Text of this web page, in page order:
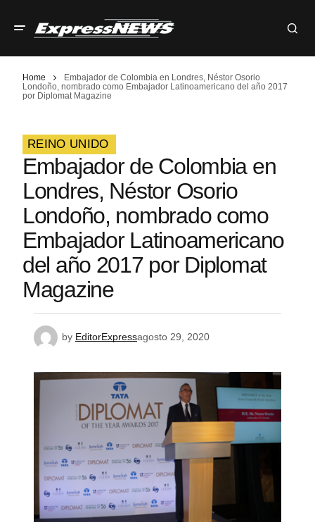
Home
Embajador de Colombia en Londres, Néstor Osorio
Londoño, nombrado como Embajador Latinoamericano del año 2017
por Diplomat Magazine
REINO UNIDO
Embajador de Colombia en
Londres, Néstor Osorio
Londoño, nombrado como
Embajador Latinoamericano
del año 2017 por Diplomat
Magazine
by EditorExpressagosto 29, 2020